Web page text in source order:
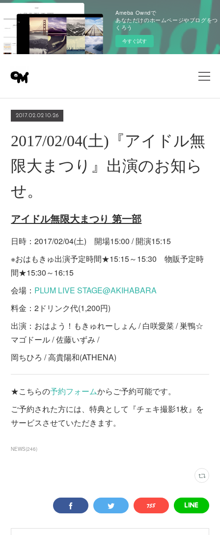
Ameba Owndで
あなただけのホームページやブログをつ
くろう
今すぐ試す
2017.02.02 10:26
2017/02/04(土)『アイドル無
限大まつり』出演のお知ら
せ。
アイドル無限大まつり 第一部
日時：2017/02/04(土) 開場15:00 / 開演15:15
※おはもきゅ出演予定時間★15ː15～15ː30 物販予定時
間★15:30～16:15
会場： PLUM LIVE STAGE@AKIHABARA
料金：2ドリンク代(1,200円)
出演：おはよう！もきゅれーしょん / 白咲愛菜 / 巣鴨☆
マゴドール / 佐藤いずみ /
岡ちひろ / 高貴陽和(ATHENA)
★こちらの予約フォームからご予約可能です。
ご予約された方には、特典として『チェキ撮影1枚』を
サービスさせていただきます。
NEWS(246)